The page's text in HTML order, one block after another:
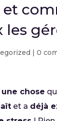
et
les
| 0
une chose
et a déjà